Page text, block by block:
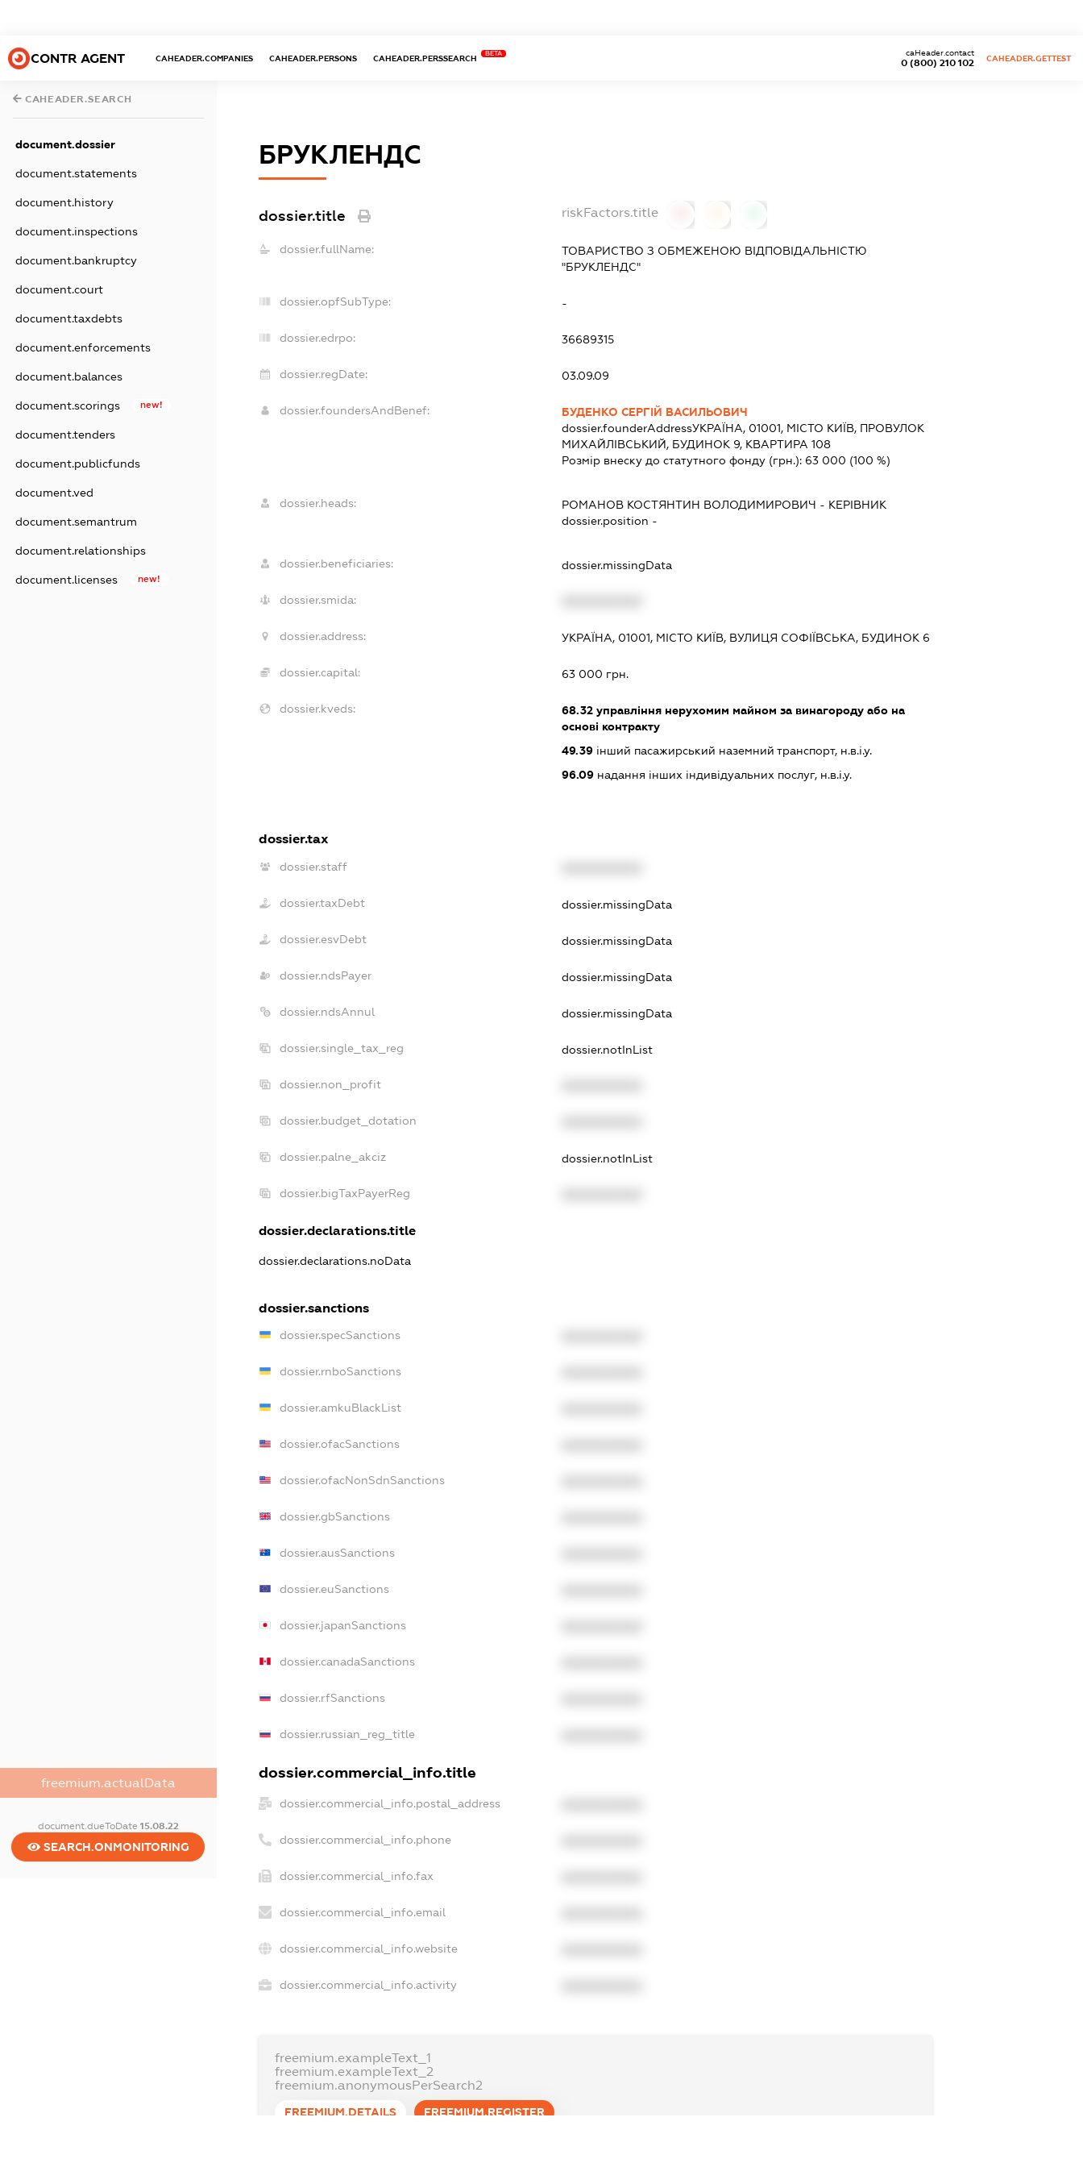
CONTR AGENT CAHEADER.COMPANIES CAHEADER.PERSONS CAHEADER.PERSSEARCH
BETA
0 (800) 210 102
caHeader.contact
CAHEADER.GETTEST
CAHEADER.SEARCH
document.dossier
document.statements
document.history
document.inspections
document.bankruptcy
document.court
document.taxdebts
document.enforcements
document.balances
document.scorings new!
document.tenders
document.publicfunds
document.ved
document.semantrum
document.relationships
document.licenses new!
freemium.actualData
document.dueToDate 15.08.22
SEARCH.ONMONITORING
БРУКЛЕНДС
dossier.title riskFactors.title
dossier.fullName:
ТОВАРИСТВО З ОБМЕЖЕНОЮ ВІДПОВІДАЛЬНІСТЮ
"БРУКЛЕНДС"
dossier.opfSubType: -
dossier.edrpo: 36689315
dossier.regDate: 03.09.09
dossier.foundersAndBenef:
БУДЕНКО СЕРГІЙ ВАСИЛЬОВИЧ
dossier.founderAddressУКРАЇНА, 01001, МІСТО КИЇВ, ПРОВУЛОК
МИХАЙЛІВСЬКИЙ, БУДИНОК 9, КВАРТИРА 108
Розмір внеску до статутного фонду (грн.): 63 000 (100 %)
dossier.heads: РОМАНОВ КОСТЯНТИН ВОЛОДИМИРОВИЧ - КЕРІВНИК
dossier.position -
dossier.beneficiaries: dossier.missingData
dossier.smida:
dossier.address: УКРАЇНА, 01001, МІСТО КИЇВ, ВУЛИЦЯ СОФІЇВСЬКА, БУДИНОК 6
dossier.capital: 63 000 грн.
dossier.kveds: 68.32 управління нерухомим майном за винагороду або на
основі контракту
49.39 інший пасажирський наземний транспорт, н.в.і.у.
96.09 надання інших індивідуальних послуг, н.в.і.у.
dossier.tax
dossier.staff
dossier.taxDebt dossier.missingData
dossier.esvDebt dossier.missingData
dossier.ndsPayer dossier.missingData
dossier.ndsAnnul dossier.missingData
dossier.single_tax_reg dossier.notInList
dossier.non_profit
dossier.budget_dotation
dossier.palne_akciz dossier.notInList
dossier.bigTaxPayerReg
dossier.declarations.title
dossier.declarations.noData
dossier.sanctions
dossier.specSanctions
dossier.rnboSanctions
dossier.amkuBlackList
dossier.ofacSanctions
dossier.ofacNonSdnSanctions
dossier.gbSanctions
dossier.ausSanctions
dossier.euSanctions
dossier.japanSanctions
dossier.canadaSanctions
dossier.rfSanctions
dossier.russian_reg_title
dossier.commercial_info.title
dossier.commercial_info.postal_address
dossier.commercial_info.phone
dossier.commercial_info.fax
dossier.commercial_info.email
dossier.commercial_info.website
dossier.commercial_info.activity
freemium.exampleText_1
freemium.exampleText_2
freemium.anonymousPerSearch2
FREEMIUM.DETAILS FREEMIUM.REGISTER